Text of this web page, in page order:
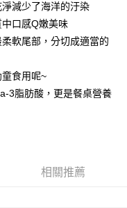
減少了海洋的汙染
口感Q嫩美味
軟尾部，分切成適當的
食用呢~
3脂肪酸，更是餐桌營養
相關推薦